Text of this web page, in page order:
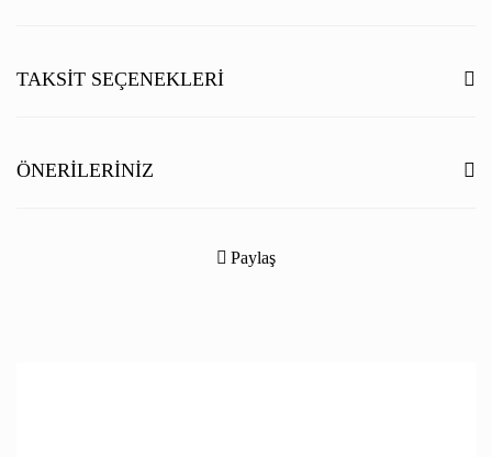
Bu ürüne ilk yorumu siz yapın!
TAKSIT SEÇENEKLERI
ÖNERILERINIZ
yetersiz gördüğünüz noktaları öneri formunu kullanarak tarafımıza
Paylaş